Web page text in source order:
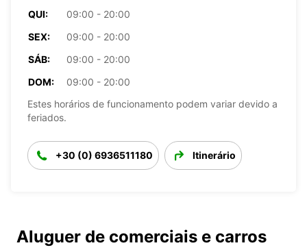
QUI:
09:00 - 20:00
SEX:
09:00 - 20:00
SÁB:
09:00 - 20:00
DOM:
09:00 - 20:00
Estes horários de funcionamento podem variar devido a
feriados.
+30 (0) 6936511180 Itinerário
Aluguer de comerciais e carros